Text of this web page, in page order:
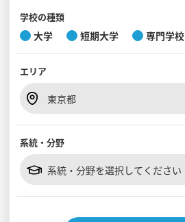
入試・受験入門
見学会WEB手引書
学校の種類
大学 短期大学 専門学校
エリア
東京都
系統・分野
系統・分野を選択してください